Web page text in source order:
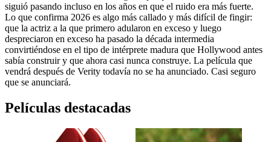
siguió pasando incluso en los años en que el ruido era más fuerte.
Lo que confirma 2026 es algo más callado y más difícil de fingir:
que la actriz a la que primero adularon en exceso y luego
despreciaron en exceso ha pasado la década intermedia
convirtiéndose en el tipo de intérprete madura que Hollywood antes
sabía construir y que ahora casi nunca construye. La película que
vendrá después de Verity todavía no se ha anunciado. Casi seguro
que se anunciará.
Películas destacadas